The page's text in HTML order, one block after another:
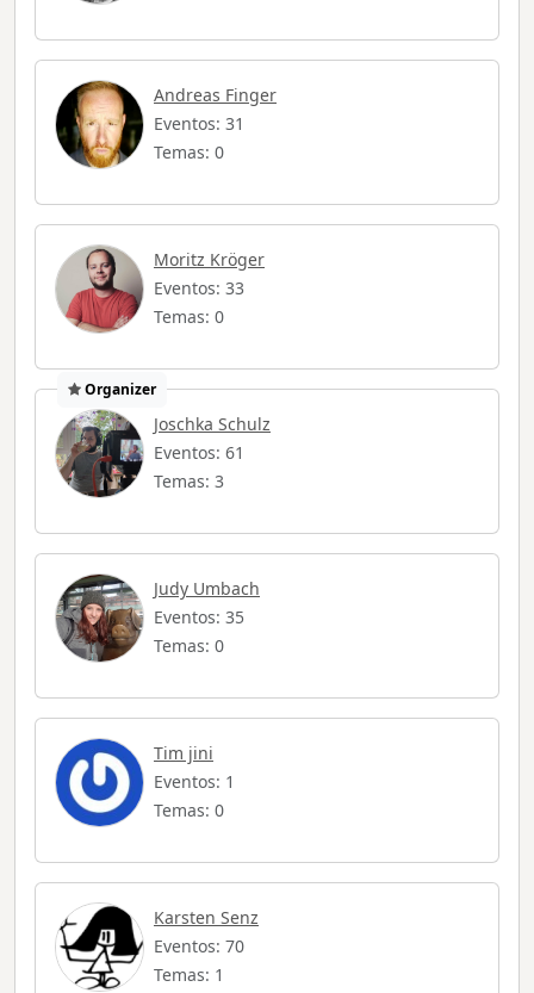
Andreas Finger
Eventos: 31
Temas: 0
Moritz Kröger
Eventos: 33
Temas: 0
Organizer
Joschka Schulz
Eventos: 61
Temas: 3
Judy Umbach
Eventos: 35
Temas: 0
Tim jini
Eventos: 1
Temas: 0
Karsten Senz
Eventos: 70
Temas: 1